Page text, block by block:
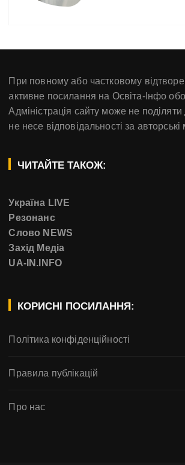
При повному або частковому
активне посилання на Освіта-Інфо
Адміністрація сайту може не поділяти
не несе відповідальності за авторські
ЧИТАЙТЕ ТАКОЖ:
Україна LIVE
Резонанс
Слово NEWS
Захід Медіа
UA-IN.INFO
КОРИСНІ ПОСИЛАННЯ:
Політика конфіденційності
Правила публікацій
Про нас